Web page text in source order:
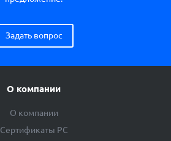
Задать вопрос
О компании
О компании
Сертификаты РС